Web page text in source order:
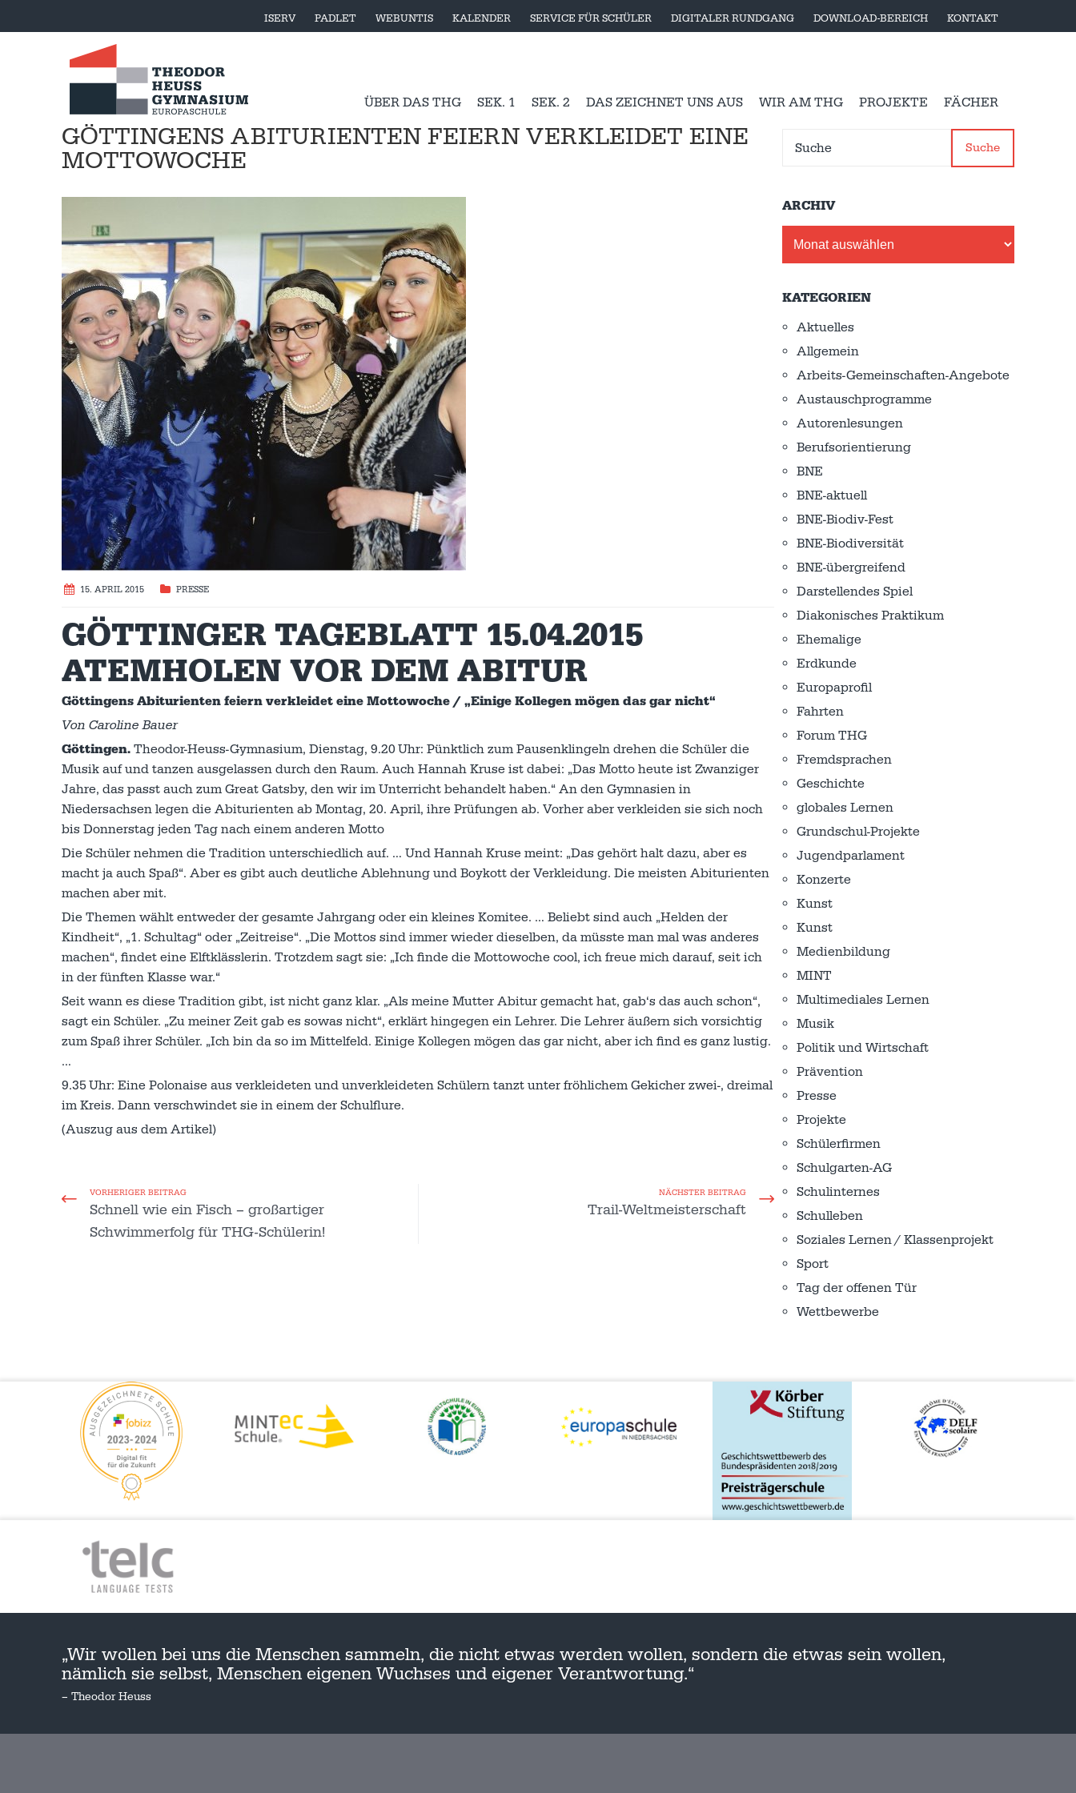
ISERV PADLET WEBUNTIS KALENDER SERVICE FÜR SCHÜLER DIGITALER RUNDGANG DOWNLOAD-BEREICH KONTAKT
ÜBER DAS THG SEK. 1 SEK. 2 DAS ZEICHNET UNS AUS WIR AM THG PROJEKTE FÄCHER
GÖTTINGENS ABITURIENTEN FEIERN VERKLEIDET EINE
MOTTOWOCHE
15. APRIL 2015 PRESSE
GÖTTINGER TAGEBLATT 15.04.2015
ATEMHOLEN VOR DEM ABITUR
Göttingens Abiturienten feiern verkleidet eine Mottowoche / „Einige Kollegen mögen das gar nicht“
Von Caroline Bauer
Göttingen. Theodor-Heuss-Gymnasium, Dienstag, 9.20 Uhr: Pünktlich zum Pausenklingeln drehen die Schüler die
Musik auf und tanzen ausgelassen durch den Raum. Auch Hannah Kruse ist dabei: „Das Motto heute ist Zwanziger
Jahre, das passt auch zum Great Gatsby, den wir im Unterricht behandelt haben.“ An den Gymnasien in
Niedersachsen legen die Abiturienten ab Montag, 20. April, ihre Prüfungen ab. Vorher aber verkleiden sie sich noch
bis Donnerstag jeden Tag nach einem anderen Motto
Die Schüler nehmen die Tradition unterschiedlich auf. … Und Hannah Kruse meint: „Das gehört halt dazu, aber es
macht ja auch Spaß“. Aber es gibt auch deutliche Ablehnung und Boykott der Verkleidung. Die meisten Abiturienten
machen aber mit.
Die Themen wählt entweder der gesamte Jahrgang oder ein kleines Komitee. … Beliebt sind auch „Helden der
Kindheit“, „1. Schultag“ oder „Zeitreise“. „Die Mottos sind immer wieder dieselben, da müsste man mal was anderes
machen“, findet eine Elftklässlerin. Trotzdem sagt sie: „Ich finde die Mottowoche cool, ich freue mich darauf, seit ich
in der fünften Klasse war.“
Seit wann es diese Tradition gibt, ist nicht ganz klar. „Als meine Mutter Abitur gemacht hat, gab‘s das auch schon“,
sagt ein Schüler. „Zu meiner Zeit gab es sowas nicht“, erklärt hingegen ein Lehrer. Die Lehrer äußern sich vorsichtig
zum Spaß ihrer Schüler. „Ich bin da so im Mittelfeld. Einige Kollegen mögen das gar nicht, aber ich find es ganz lustig.
…
9.35 Uhr: Eine Polonaise aus verkleideten und unverkleideten Schülern tanzt unter fröhlichem Gekicher zwei-, dreimal
im Kreis. Dann verschwindet sie in einem der Schulflure.
(Auszug aus dem Artikel)
VORHERIGER BEITRAG
Schnell wie ein Fisch – großartiger
Schwimmerfolg für THG-Schülerin!
NÄCHSTER BEITRAG
Trail-Weltmeisterschaft
Suche
ARCHIV
KATEGORIEN
Aktuelles
Allgemein
Arbeits-Gemeinschaften-Angebote
Austausch­programme
Autorenlesungen
Berufsorientierung
BNE
BNE-aktuell
BNE-Biodiv-Fest
BNE-Biodiversität
BNE-übergreifend
Darstellendes Spiel
Diakonisches Praktikum
Ehemalige
Erdkunde
Europaprofil
Fahrten
Forum THG
Fremdsprachen
Geschichte
globales Lernen
Grundschul-Projekte
Jugendparlament
Konzerte
Kunst
Kunst
Medienbildung
MINT
Multimediales Lernen
Musik
Politik und Wirtschaft
Prävention
Presse
Projekte
Schülerfirmen
Schulgarten-AG
Schulinternes
Schulleben
Soziales Lernen / Klassenprojekt
Sport
Tag der offenen Tür
Wettbewerbe
„Wir wollen bei uns die Menschen sammeln, die nicht etwas werden wollen, sondern die etwas sein wollen,
nämlich sie selbst, Menschen eigenen Wuchses und eigener Verantwortung.“
– Theodor Heuss